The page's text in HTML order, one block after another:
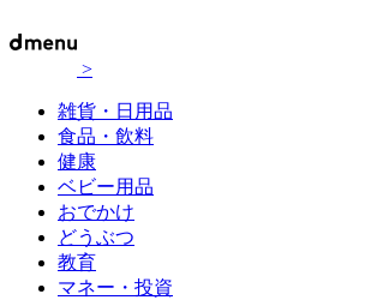
>
雑貨・日用品
食品・飲料
健康
ベビー用品
おでかけ
どうぶつ
教育
マネー・投資